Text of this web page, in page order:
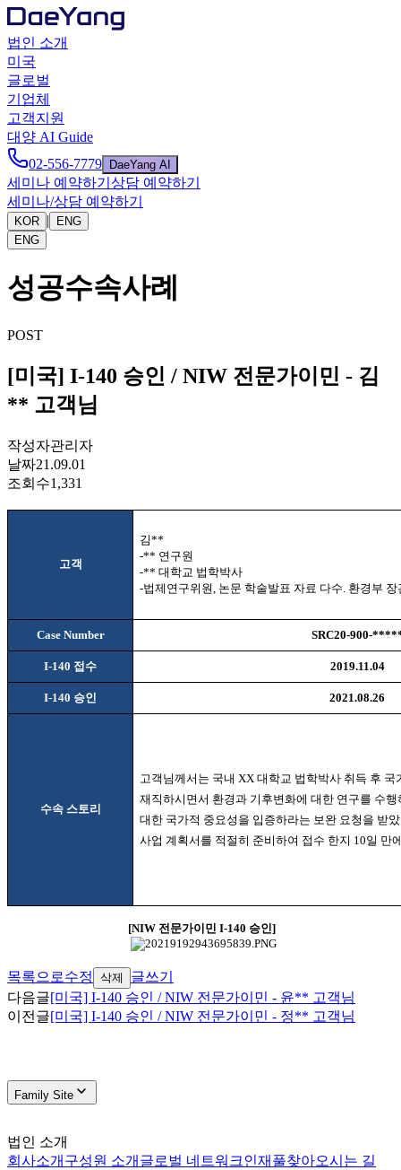
법인 소개
미국
글로벌
기업체
고객지원
대양 AI Guide
02-556-7779
DaeYang AI
세미나 예약하기 상담 예약하기
세미나/상담 예약하기
KOR |
ENG
ENG
성공수속사례
POST
[미국] I-140 승인 / NIW 전문가이민 - 김
** 고객님
작성자관리자
날짜21.09.01
조회수1,331
고객
김**
-** 연구원
-**대학교 법학박사
-법제연구위원 논문 학술발표 자료 다수 환경부 장
Case Number SRC20-900-
I-140 접수 2019.11.04
I-140 승인 2021.08.26
수속 스토리
고객님께서는 국내 XX대학교 법학박사 취득 후
재직하시면서 환경과 기후변화에 대한 연구를 수
대한 국가적 중요성을 입증하라는 보완 요청을 받
사업 계획서를 적절히 준비하여 접수 한지 10일 만
[NIW 전문가이민 I-140 승인]
목록으로수정 삭제
글쓰기
다음글[미국] I-140 승인 / NIW 전문가이민 - 윤** 고객님
이전글[미국] I-140 승인 / NIW 전문가이민 - 정** 고객님
Family Site
법인 소개
회사소개 구성원 소개 글로벌 네트워크인재풀찾아오시는 길